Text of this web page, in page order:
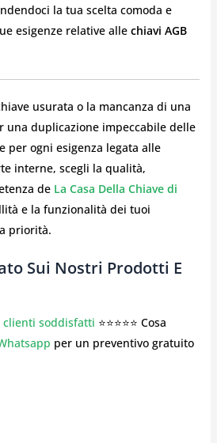
la tua scelta comoda e
esigenze relative alle chiavi AGB
usurata o la mancanza di una
una duplicazione impeccabile delle
per ogni esigenza legata alle
interne, scegli la qualità,
de La Casa Della Chiave di
e la funzionalità dei tuoi
priorità.
Sui Nostri Prodotti E
soddisfatti ⭐⭐⭐⭐⭐ Cosa
per un preventivo gratuito